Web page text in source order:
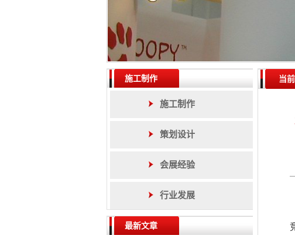
施工制作
施工制作
策划设计
会展经验
行业发展
最新文章
当